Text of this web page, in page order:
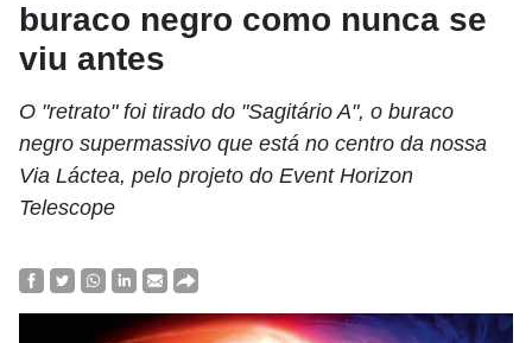
buraco negro como nunca se
viu antes
O "retrato" foi tirado do "Sagitário A", o buraco
negro supermassivo que está no centro da nossa
Via Láctea, pelo projeto do Event Horizon
Telescope